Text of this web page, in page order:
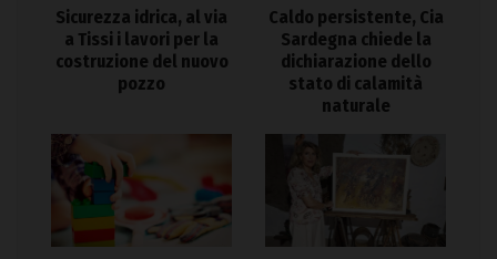
Sicurezza idrica, al via
a Tissi i lavori per la
costruzione del nuovo
pozzo
Caldo persistente, Cia
Sardegna chiede la
dichiarazione dello
stato di calamità
naturale